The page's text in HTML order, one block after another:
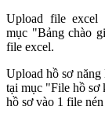
Upload file
mục "Bảng chào
file excel.
Upload hồ sơ
tại mục "File hồ sơ
hồ sơ vào 1 file